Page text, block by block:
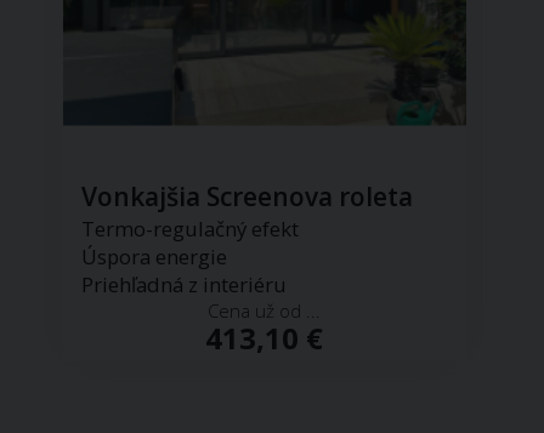
Vonkajšia Screenova roleta
Termo-regulačný efekt
Úspora energie
Priehľadná z interiéru
Cena už od ...
413,10 €